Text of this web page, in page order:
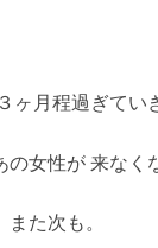
ヶ月程過ぎてい
女性が 来なく
た次も。